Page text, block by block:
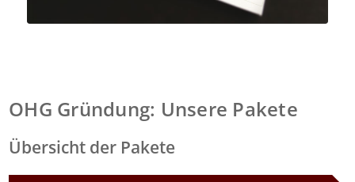
OHG Gründung: Unsere Pakete
Übersicht der Pakete